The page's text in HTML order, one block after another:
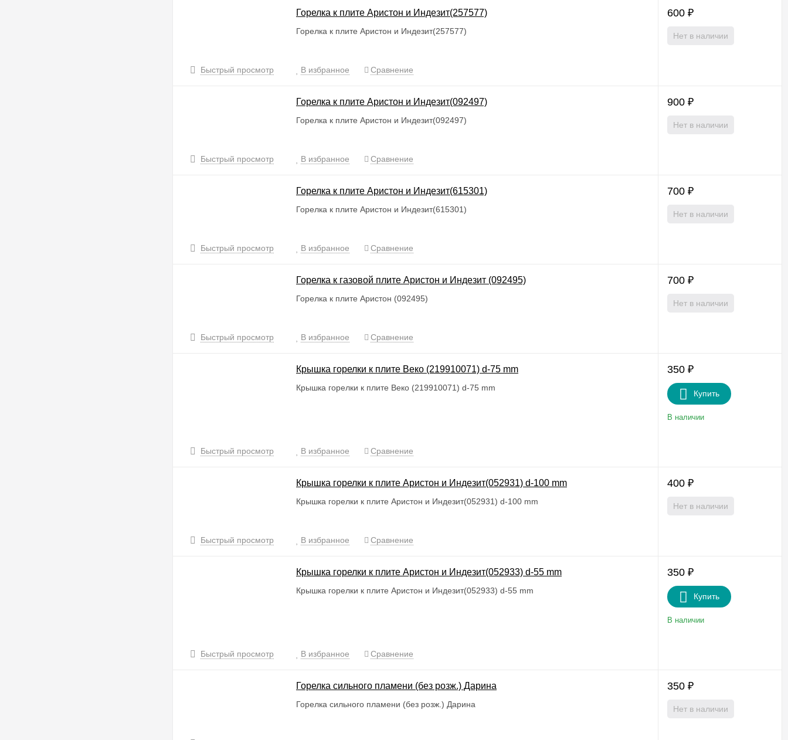
Горелка к плите Аристон и Индезит(257577)
Горелка к плите Аристон и Индезит(257577)
600 ₽
Нет в наличии
Быстрый просмотр В избранное Сравнение
Горелка к плите Аристон и Индезит(092497)
Горелка к плите Аристон и Индезит(092497)
900 ₽
Нет в наличии
Быстрый просмотр В избранное Сравнение
Горелка к плите Аристон и Индезит(615301)
Горелка к плите Аристон и Индезит(615301)
700 ₽
Нет в наличии
Быстрый просмотр В избранное Сравнение
Горелка к газовой плите Аристон и Индезит (092495)
Горелка к плите Аристон (092495)
700 ₽
Нет в наличии
Быстрый просмотр В избранное Сравнение
Крышка горелки к плите Веко (219910071) d-75 mm
Крышка горелки к плите Веко (219910071) d-75 mm
350 ₽
Купить
В наличии
Быстрый просмотр В избранное Сравнение
Крышка горелки к плите Аристон и Индезит(052931) d-100 mm
Крышка горелки к плите Аристон и Индезит(052931) d-100 mm
400 ₽
Нет в наличии
Быстрый просмотр В избранное Сравнение
Крышка горелки к плите Аристон и Индезит(052933) d-55 mm
Крышка горелки к плите Аристон и Индезит(052933) d-55 mm
350 ₽
Купить
В наличии
Быстрый просмотр В избранное Сравнение
Горелка сильного пламени (без розж.) Дарина
Горелка сильного пламени (без розж.) Дарина
350 ₽
Нет в наличии